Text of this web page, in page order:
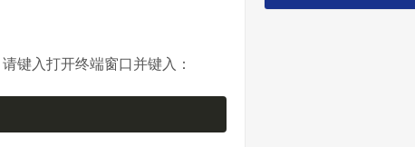
键入打开终端窗口并键入：